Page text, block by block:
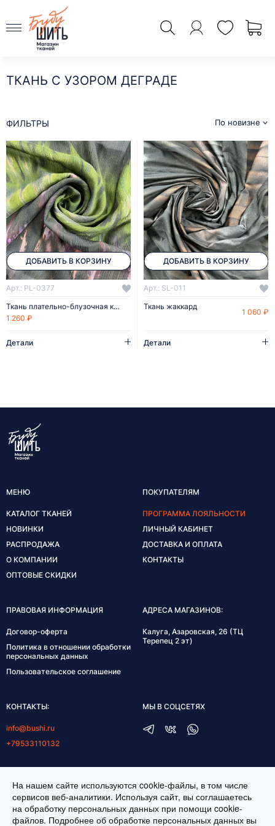
ТКАНЬ С УЗОРОМ ДЕГРАДЕ
По новизне
ФИЛЬТРЫ
ДОБАВИТЬ В КОРЗИНУ
Арт.: PL-0377
Ткань плательно-блузочная купон 1*1,45
1 260 ₽
Детали
ДОБАВИТЬ В КОРЗИНУ
Арт.: SL-011
Ткань жаккард
1 060 ₽
Детали
МЕНЮ
КАТАЛОГ ТКАНЕЙ
НОВИНКИ
РАСПРОДАЖА
О КОМПАНИИ
ОПТОВЫЕ СКИДКИ
ПОКУПАТЕЛЯМ
ПРОГРАММА ЛОЯЛЬНОСТИ
ЛИЧНЫЙ КАБИНЕТ
ДОСТАВКА И ОПЛАТА
КОНТАКТЫ
ПРАВОВАЯ ИНФОРМАЦИЯ
Договор-оферта
Политика в отношении обработки
персональных данных
Пользовательское соглашение
АДРЕСА МАГАЗИНОВ:
Калуга, Азаровская, 26 (ТЦ
Терепец 2 эт)
КОНТАКТЫ:
info@bushi.ru
+79533110132
пн-пт 10:00-19:00
сб 11:00-17:00
МЫ В СОЦСЕТЯХ
На нашем сайте используются cookie-файлы, в том числе
сервисов веб-аналитики. Используя сайт, вы соглашаетесь
на обработку персональных данных при помощи cookie-
файлов. Подробнее об обработке персональных данных вы